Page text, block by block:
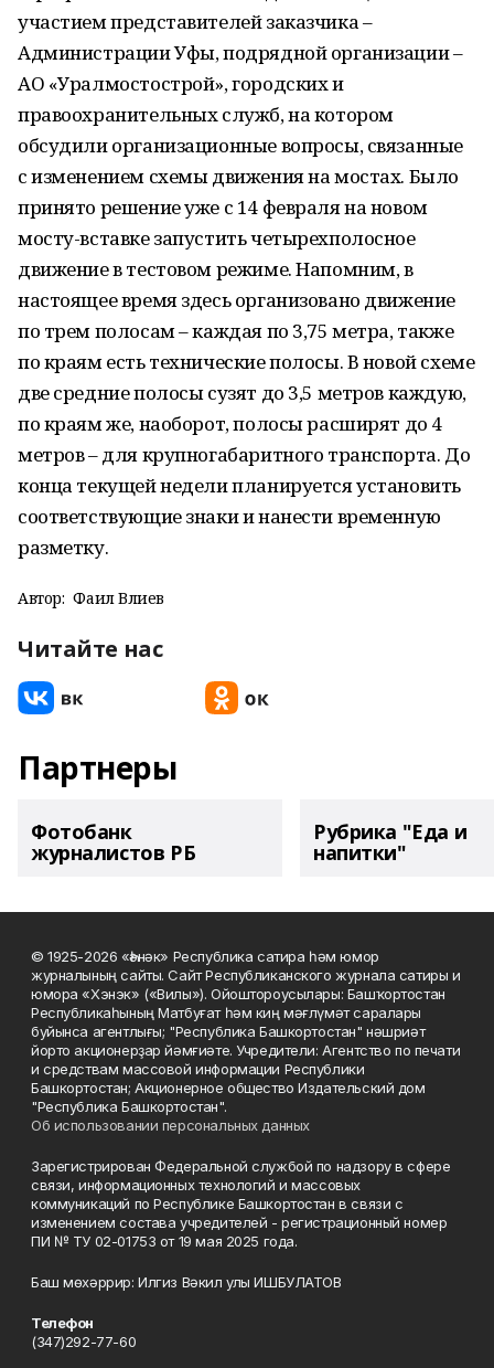
участием представителей заказчика –
Администрации Уфы, подрядной организации –
АО «Уралмостострой», городских и
правоохранительных служб, на котором
обсудили организационные вопросы, связанные
с изменением схемы движения на мостах. Было
принято решение уже с 14 февраля на новом
мосту-вставке запустить четырехполосное
движение в тестовом режиме. Напомним, в
настоящее время здесь организовано движение
по трем полосам – каждая по 3,75 метра, также
по краям есть технические полосы. В новой схеме
две средние полосы сузят до 3,5 метров каждую,
по краям же, наоборот, полосы расширят до 4
метров – для крупногабаритного транспорта. До
конца текущей недели планируется установить
соответствующие знаки и нанести временную
разметку.
Автор: Фаил Вәлиев
Читайте нас
Партнеры
Фотобанк
журналистов РБ
Рубрика "Еда и
напитки"
© 1925-2026 «Һәнәк» Республика сатира һәм юмор
журналының сайты. Сайт Республиканского журнала сатиры и
юмора «Хэнэк» («Вилы»). Ойоштороусылары: Башҡортостан
Республикаһының Матбуғат һәм киң мәғлүмәт саралары
буйынса агентлығы; "Республика Башкортостан" нәшриәт
йорто акционерҙар йәмғиәте. Учредители: Агентство по печати
и средствам массовой информации Республики
Башкортостан; Акционерное общество Издательский дом
"Республика Башкортостан".
Об использовании персональных данных
Зарегистрирован Федеральной службой по надзору в сфере
связи, информационных технологий и массовых
коммуникаций по Республике Башкортостан в связи с
изменением состава учредителей - регистрационный номер
ПИ № ТУ 02-01753 от 19 мая 2025 года.
Баш мөхәррир: Илгиз Вәкил улы ИШБУЛАТОВ
Телефон
(347)292-77-60